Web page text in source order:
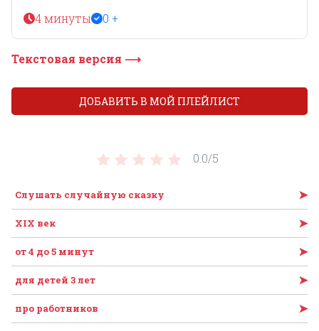
4 минуты 0 +
Текстовая версия ⟶
0.0/5
Слушать случайную сказку ➤
XIX век ➤
от 4 до 5 минут ➤
для детей 3 лет ➤
про работников ➤
ДОБАВИТЬ В МОЙ ПЛЕЙЛИСТ